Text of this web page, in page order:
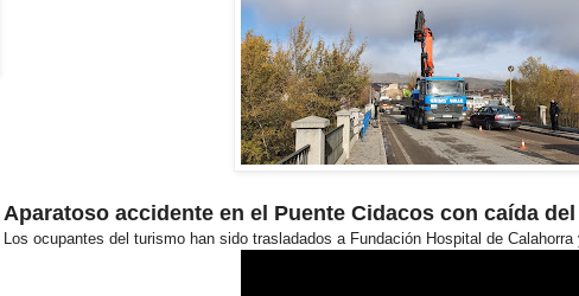
Aparatoso accidente en el Puente Cidacos con caída
Los ocupantes del turismo han sido trasladados a Fundación Hospital de